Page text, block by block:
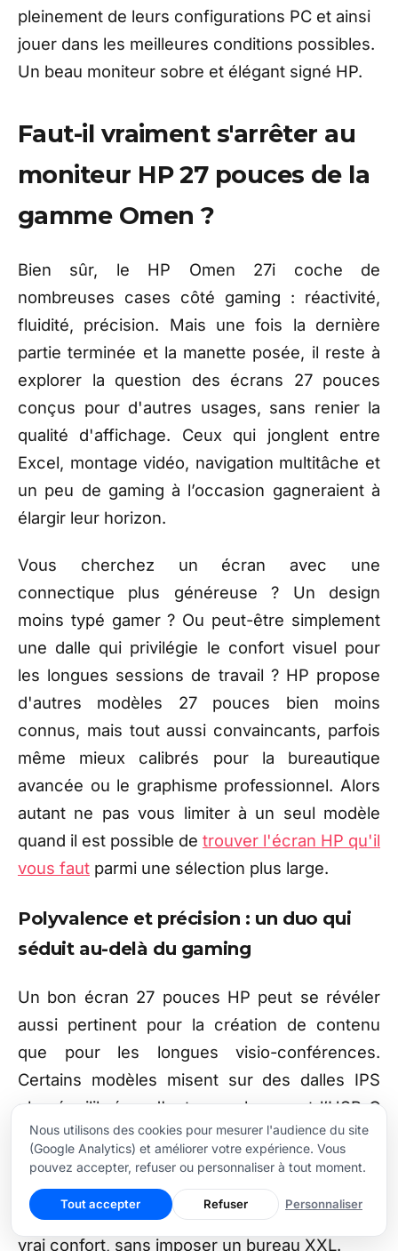
pleinement de leurs configurations PC et ainsi
jouer dans les meilleures conditions possibles.
Un beau moniteur sobre et élégant signé HP.
Faut-il vraiment s'arrêter au
moniteur HP 27 pouces de la
gamme Omen ?
Bien sûr, le HP Omen 27i coche de
nombreuses cases côté gaming : réactivité,
fluidité, précision. Mais une fois la dernière
partie terminée et la manette posée, il reste à
explorer la question des écrans 27 pouces
conçus pour d'autres usages, sans renier la
qualité d'affichage. Ceux qui jonglent entre
Excel, montage vidéo, navigation multitâche et
un peu de gaming à l’occasion gagneraient à
élargir leur horizon.
Vous cherchez un écran avec une
connectique plus généreuse ? Un design
moins typé gamer ? Ou peut-être simplement
une dalle qui privilégie le confort visuel pour
les longues sessions de travail ? HP propose
d'autres modèles 27 pouces bien moins
connus, mais tout aussi convaincants, parfois
même mieux calibrés pour la bureautique
avancée ou le graphisme professionnel. Alors
autant ne pas vous limiter à un seul modèle
quand il est possible de trouver l'écran HP qu'il
vous faut parmi une sélection plus large.
Polyvalence et précision : un duo qui
séduit au-delà du gaming
Un bon écran 27 pouces HP peut se révéler
aussi pertinent pour la création de contenu
que pour les longues visio-conférences.
Certains modèles misent sur des dalles IPS
plus équilibrées, d'autres embarquent l’USB-C
pour recharger votre portable tout en
transférant des données. Si vous travaillez sur
plusieurs fenêtres ouvertes simultanément,
l’espace proposé par cette diagonale reste un
vrai confort, sans imposer un bureau XXL.
Nous utilisons des cookies pour mesurer l'audience du site
(Google Analytics) et améliorer votre expérience. Vous
pouvez accepter, refuser ou personnaliser à tout moment.
Tout accepter Refuser Personnaliser